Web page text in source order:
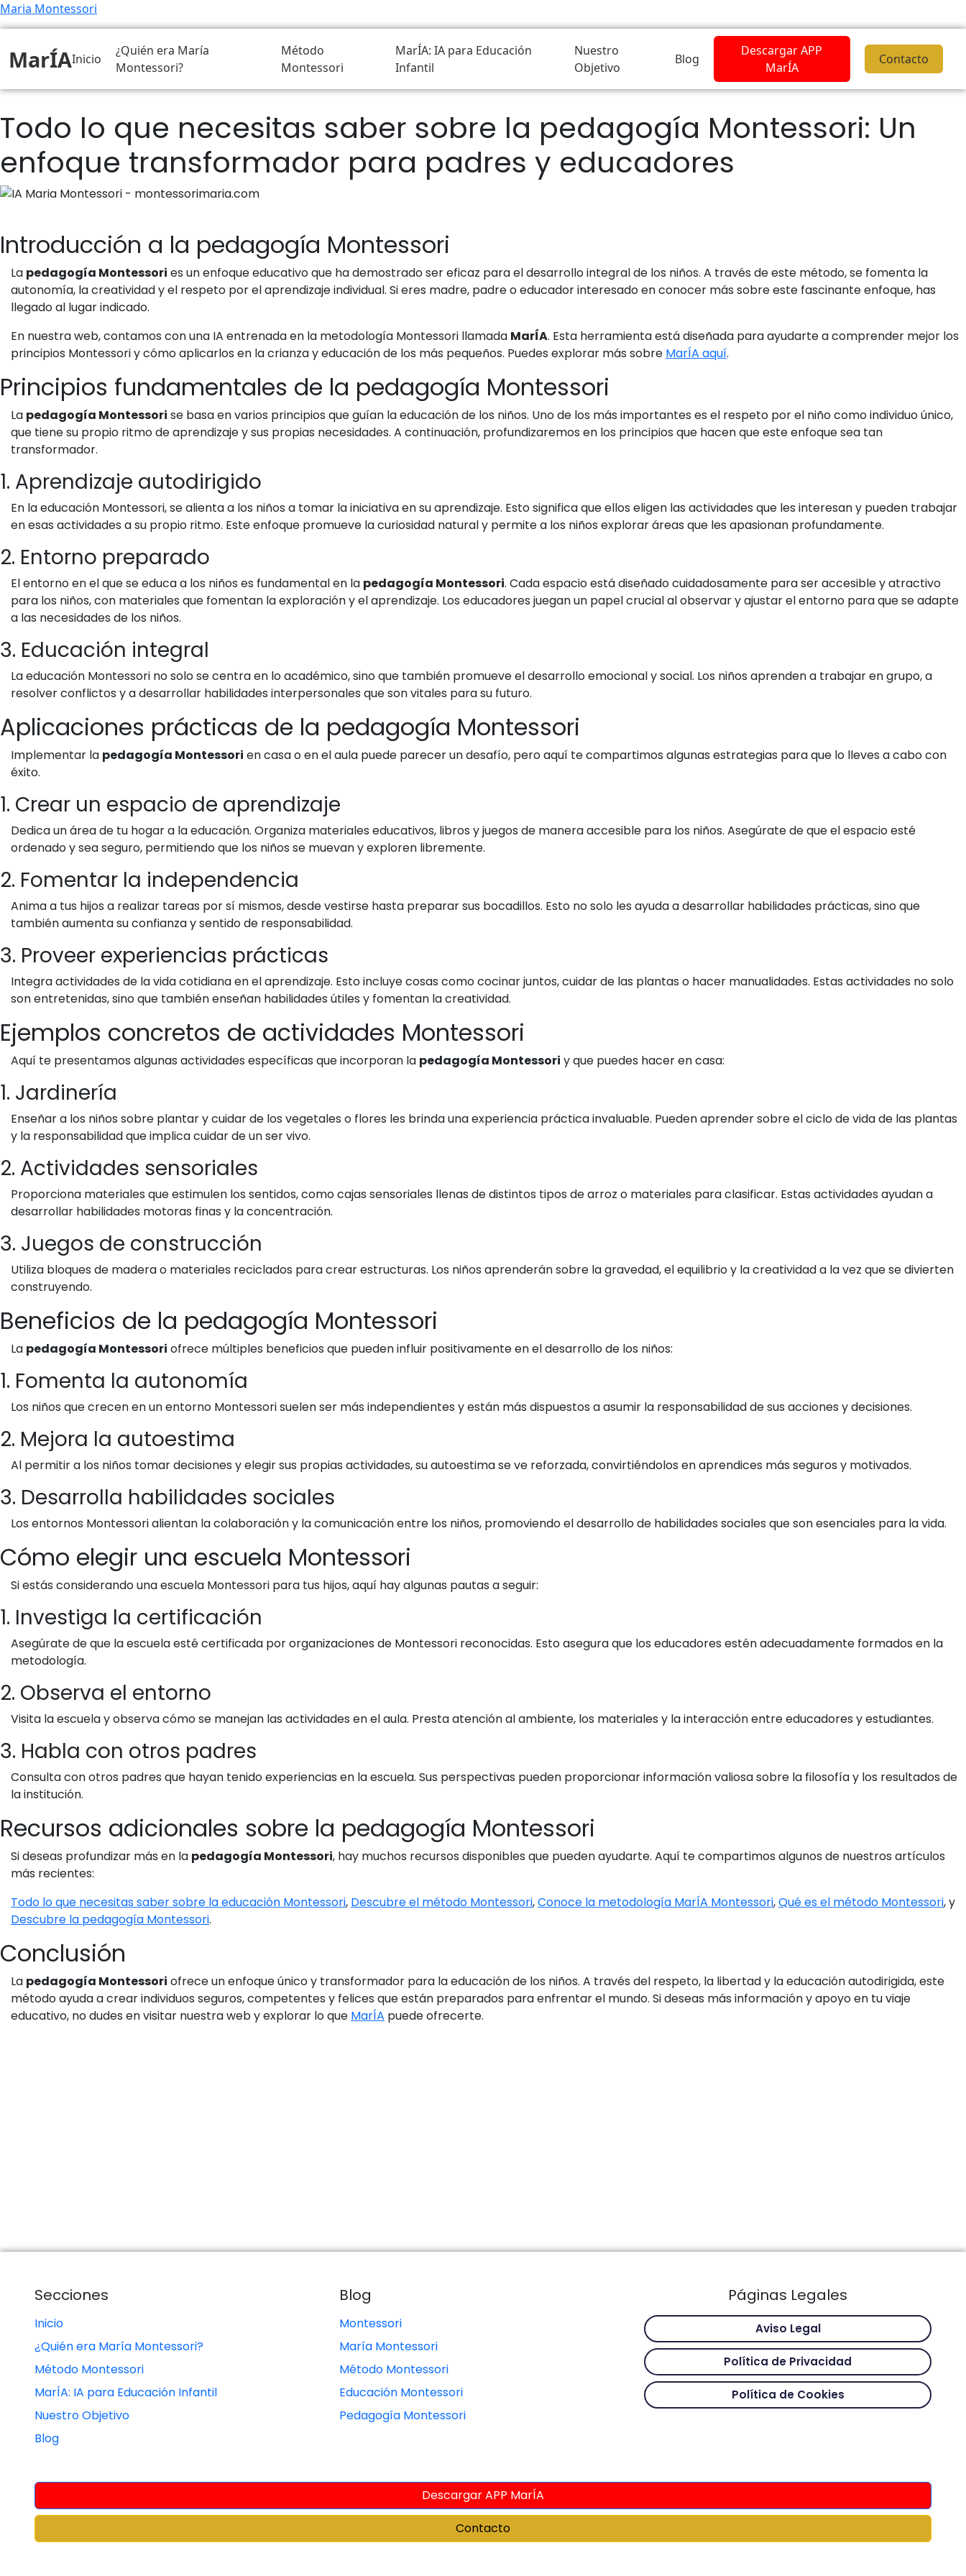
Maria Montessori
MarÍAInicio
¿Quién era María
Montessori?
Método
Montessori
MarÍA: IA para Educación
Infantil
Nuestro
Objetivo
Blog
Descargar APP
MarÍA
Contacto
Todo lo que necesitas saber sobre la pedagogía Montessori: Un
enfoque transformador para padres y educadores
Introducción a la pedagogía Montessori
La pedagogía Montessori es un enfoque educativo que ha demostrado ser eficaz para el desarrollo integral de los niños. A través de este método, se fomenta la
autonomía, la creatividad y el respeto por el aprendizaje individual. Si eres madre, padre o educador interesado en conocer más sobre este fascinante enfoque, has
llegado al lugar indicado.
En nuestra web, contamos con una IA entrenada en la metodología Montessori llamada MarÍA. Esta herramienta está diseñada para ayudarte a comprender mejor los
principios Montessori y cómo aplicarlos en la crianza y educación de los más pequeños. Puedes explorar más sobre MarÍA aquí.
Principios fundamentales de la pedagogía Montessori
La pedagogía Montessori se basa en varios principios que guían la educación de los niños. Uno de los más importantes es el respeto por el niño como individuo único,
que tiene su propio ritmo de aprendizaje y sus propias necesidades. A continuación, profundizaremos en los principios que hacen que este enfoque sea tan
transformador.
1. Aprendizaje autodirigido
En la educación Montessori, se alienta a los niños a tomar la iniciativa en su aprendizaje. Esto significa que ellos eligen las actividades que les interesan y pueden trabajar
en esas actividades a su propio ritmo. Este enfoque promueve la curiosidad natural y permite a los niños explorar áreas que les apasionan profundamente.
2. Entorno preparado
El entorno en el que se educa a los niños es fundamental en la pedagogía Montessori. Cada espacio está diseñado cuidadosamente para ser accesible y atractivo
para los niños, con materiales que fomentan la exploración y el aprendizaje. Los educadores juegan un papel crucial al observar y ajustar el entorno para que se adapte
a las necesidades de los niños.
3. Educación integral
La educación Montessori no solo se centra en lo académico, sino que también promueve el desarrollo emocional y social. Los niños aprenden a trabajar en grupo, a
resolver conflictos y a desarrollar habilidades interpersonales que son vitales para su futuro.
Aplicaciones prácticas de la pedagogía Montessori
Implementar la pedagogía Montessori en casa o en el aula puede parecer un desafío, pero aquí te compartimos algunas estrategias para que lo lleves a cabo con
éxito.
1. Crear un espacio de aprendizaje
Dedica un área de tu hogar a la educación. Organiza materiales educativos, libros y juegos de manera accesible para los niños. Asegúrate de que el espacio esté
ordenado y sea seguro, permitiendo que los niños se muevan y exploren libremente.
2. Fomentar la independencia
Anima a tus hijos a realizar tareas por sí mismos, desde vestirse hasta preparar sus bocadillos. Esto no solo les ayuda a desarrollar habilidades prácticas, sino que
también aumenta su confianza y sentido de responsabilidad.
3. Proveer experiencias prácticas
Integra actividades de la vida cotidiana en el aprendizaje. Esto incluye cosas como cocinar juntos, cuidar de las plantas o hacer manualidades. Estas actividades no solo
son entretenidas, sino que también enseñan habilidades útiles y fomentan la creatividad.
Ejemplos concretos de actividades Montessori
Aquí te presentamos algunas actividades específicas que incorporan la pedagogía Montessori y que puedes hacer en casa:
1. Jardinería
Enseñar a los niños sobre plantar y cuidar de los vegetales o flores les brinda una experiencia práctica invaluable. Pueden aprender sobre el ciclo de vida de las plantas
y la responsabilidad que implica cuidar de un ser vivo.
2. Actividades sensoriales
Proporciona materiales que estimulen los sentidos, como cajas sensoriales llenas de distintos tipos de arroz o materiales para clasificar. Estas actividades ayudan a
desarrollar habilidades motoras finas y la concentración.
3. Juegos de construcción
Utiliza bloques de madera o materiales reciclados para crear estructuras. Los niños aprenderán sobre la gravedad, el equilibrio y la creatividad a la vez que se divierten
construyendo.
Beneficios de la pedagogía Montessori
La pedagogía Montessori ofrece múltiples beneficios que pueden influir positivamente en el desarrollo de los niños:
1. Fomenta la autonomía
Los niños que crecen en un entorno Montessori suelen ser más independientes y están más dispuestos a asumir la responsabilidad de sus acciones y decisiones.
2. Mejora la autoestima
Al permitir a los niños tomar decisiones y elegir sus propias actividades, su autoestima se ve reforzada, convirtiéndolos en aprendices más seguros y motivados.
3. Desarrolla habilidades sociales
Los entornos Montessori alientan la colaboración y la comunicación entre los niños, promoviendo el desarrollo de habilidades sociales que son esenciales para la vida.
Cómo elegir una escuela Montessori
Si estás considerando una escuela Montessori para tus hijos, aquí hay algunas pautas a seguir:
1. Investiga la certificación
Asegúrate de que la escuela esté certificada por organizaciones de Montessori reconocidas. Esto asegura que los educadores estén adecuadamente formados en la
metodología.
2. Observa el entorno
Visita la escuela y observa cómo se manejan las actividades en el aula. Presta atención al ambiente, los materiales y la interacción entre educadores y estudiantes.
3. Habla con otros padres
Consulta con otros padres que hayan tenido experiencias en la escuela. Sus perspectivas pueden proporcionar información valiosa sobre la filosofía y los resultados de
la institución.
Recursos adicionales sobre la pedagogía Montessori
Si deseas profundizar más en la pedagogía Montessori, hay muchos recursos disponibles que pueden ayudarte. Aquí te compartimos algunos de nuestros artículos
más recientes:
Todo lo que necesitas saber sobre la educación Montessori, Descubre el método Montessori,Conoce la metodología MarÍA Montessori,Qué es el método Montessori, y
Descubre la pedagogía Montessori.
Conclusión
La pedagogía Montessori ofrece un enfoque único y transformador para la educación de los niños. A través del respeto, la libertad y la educación autodirigida, este
método ayuda a crear individuos seguros, competentes y felices que están preparados para enfrentar el mundo. Si deseas más información y apoyo en tu viaje
educativo, no dudes en visitar nuestra web y explorar lo que MarÍA puede ofrecerte.
Secciones
Inicio
¿Quién era María Montessori?
Método Montessori
MarÍA: IA para Educación Infantil
Nuestro Objetivo
Blog
Blog
Montessori
María Montessori
Método Montessori
Educación Montessori
Pedagogía Montessori
Páginas Legales
Aviso Legal
Política de Privacidad
Política de Cookies
Descargar APP MarÍA
Contacto